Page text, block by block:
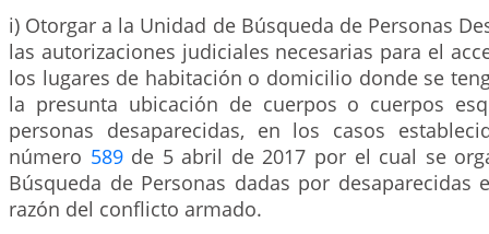
i) Otorgar a la Unidad de Búsqueda de Personas
las autorizaciones judiciales necesarias para el
los lugares de habitación o domicilio donde se
la presunta ubicación de cuerpos o cuerpos
personas desaparecidas, en los casos
número 589de 5 abril de 2017 por el cual se
Búsqueda de Personas dadas por desaparecidas
razón del conflicto armado.